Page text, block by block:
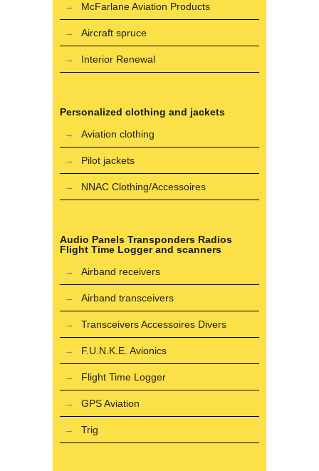
McFarlane Aviation Products
Aircraft spruce
Interior Renewal
Personalized clothing and jackets
Aviation clothing
Pilot jackets
NNAC Clothing/Accessoires
Audio Panels Transponders Radios
Flight Time Logger and scanners
Airband receivers
Airband transceivers
Transceivers Accessoires Divers
F.U.N.K.E. Avionics
Flight Time Logger
GPS Aviation
Trig